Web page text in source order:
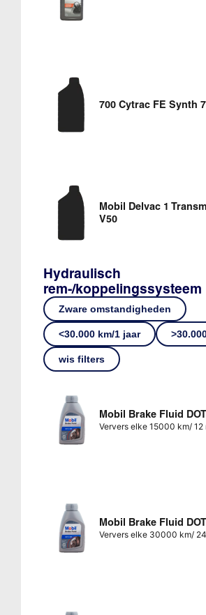
700 Cytrac FE Synth
Mobil Delvac 1
V50
Hydraulisch
rem-/koppelingssysteem
Zware omstandigheden
<30.000 km/1 jaar
wis filters
Mobil Brake Fluid
Ververs elke 15000 km/ 12
Mobil Brake Fluid
Ververs elke 30000 km/